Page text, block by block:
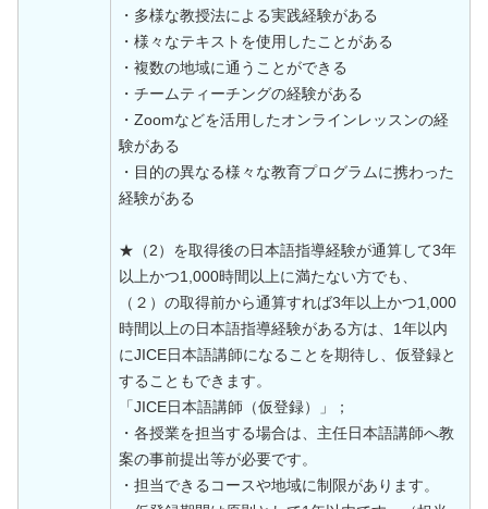
・多様な教授法による実践経験がある
・様々なテキストを使用したことがある
・複数の地域に通うことができる
・チームティーチングの経験がある
・Zoomなどを活用したオンラインレッスンの経
験がある
・目的の異なる様々な教育プログラムに携わった
経験がある
★（2）を取得後の日本語指導経験が通算して3年
以上かつ1,000時間以上に満たない方でも、
（２）の取得前から通算すれば3年以上かつ1,000
時間以上の日本語指導経験がある方は、1年以内
にJICE日本語講師になることを期待し、仮登録と
することもできます。
「JICE日本語講師（仮登録）」；
・各授業を担当する場合は、主任日本語講師へ教
案の事前提出等が必要です。
・担当できるコースや地域に制限があります。